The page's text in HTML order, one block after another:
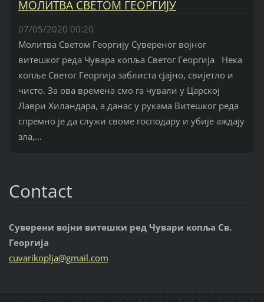
МОЛИТВА СВЕТОМ ГЕОРГИЈУ
07/05/2020 00:20
Молитва Светом Георгију Сувереног војног
витешког реда Чувара копља Светог Георгија Нека
копље Светог Георгија заблиста сјајно, свијетло и
чисто. За ова времена смо га чували у Царској
Лаври Хиландара, а данас у рукама Витешког реда
спремно је да служи своме господару и убије аждају
зла,...
Contact
Суверени војни витешки ред Чувари копља Св.
Георгија
cuvarikoplja@gmail.com